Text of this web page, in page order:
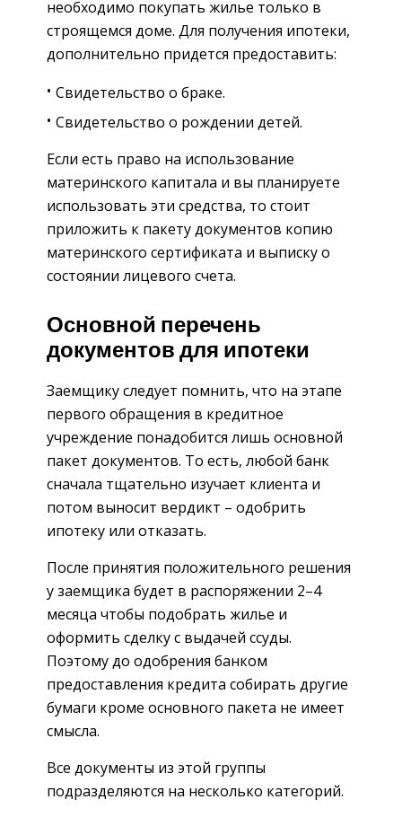
необходимо покупать жилье только в
строящемся доме. Для получения ипотеки,
дополнительно придется предоставить:
Свидетельство о браке.
Свидетельство о рождении детей.
Если есть право на использование
материнского капитала и вы планируете
использовать эти средства, то стоит
приложить к пакету документов копию
материнского сертификата и выписку о
состоянии лицевого счета.
Основной перечень
документов для ипотеки
Заемщику следует помнить, что на этапе
первого обращения в кредитное
учреждение понадобится лишь основной
пакет документов. То есть, любой банк
сначала тщательно изучает клиента и
потом выносит вердикт – одобрить
ипотеку или отказать.
После принятия положительного решения
у заемщика будет в распоряжении 2–4
месяца чтобы подобрать жилье и
оформить сделку с выдачей ссуды.
Поэтому до одобрения банком
предоставления кредита собирать другие
бумаги кроме основного пакета не имеет
смысла.
Все документы из этой группы
подразделяются на несколько категорий.